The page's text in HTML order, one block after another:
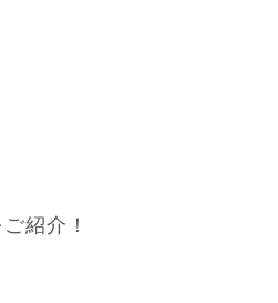
紹介！